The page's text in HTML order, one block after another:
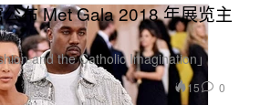
布 Met Gala 2018 年展览主
and the Catholic Imagination」
15 0